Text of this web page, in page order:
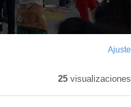
Ajuste
25visualizaciones